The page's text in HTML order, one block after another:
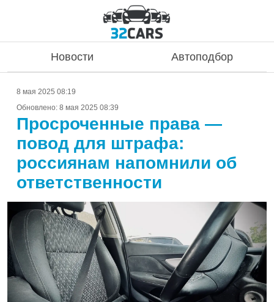
Новости Автоподбор
8 мая 2025 08:19
Обновлено: 8 мая 2025 08:39
Просроченные права —
повод для штрафа:
россиянам напомнили об
ответственности